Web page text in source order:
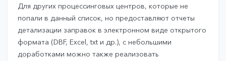
Для других процессинговых центров, которые не
попали в данный список, но предоставляют отчеты
детализации заправок в электронном виде открытого
формата (DBF, Excel, txt и др.), с небольшими
доработками можно также реализовать